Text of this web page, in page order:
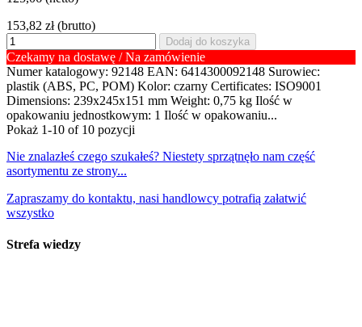
153,82 zł (brutto)
Dodaj do koszyka
Czekamy na dostawę / Na zamówienie
Numer katalogowy: 92148 EAN: 6414300092148 Surowiec:
plastik (ABS, PC, POM) Kolor: czarny Certificates: ISO9001
Dimensions: 239x245x151 mm Weight: 0,75 kg Ilość w
opakowaniu jednostkowym: 1 Ilość w opakowaniu...
Pokaż 1-10 of 10 pozycji
Nie znalazłeś czego szukałeś? Niestety sprzątnęło nam część
asortymentu ze strony...
Zapraszamy do kontaktu, nasi handlowcy potrafią załatwić
wszystko
Strefa wiedzy